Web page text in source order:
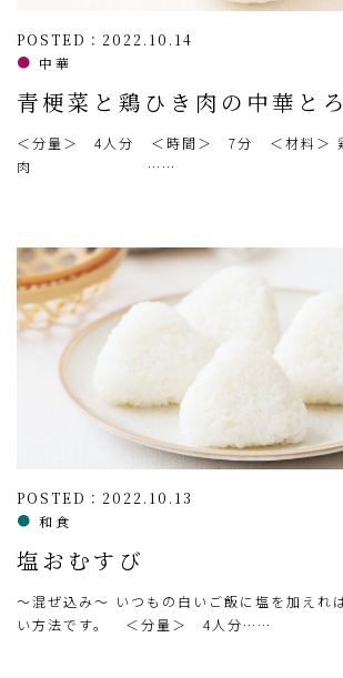
POSTED：2022.10.14
中華
青梗菜と鶏ひき肉の中華と
＜分量＞ 4人分 ＜時間＞ 7分 ＜材料＞
肉 ……
POSTED：2022.10.13
和食
塩おむすび
～混ぜ込み～ いつもの白いご飯に塩を加えれ
い方法です。 ＜分量＞ 4人分……